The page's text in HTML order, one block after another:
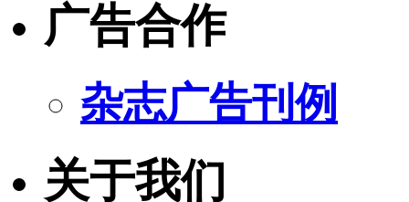
广告合作
杂志广告刊例
关于我们